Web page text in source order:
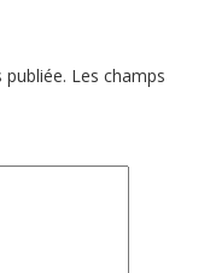
Les champs